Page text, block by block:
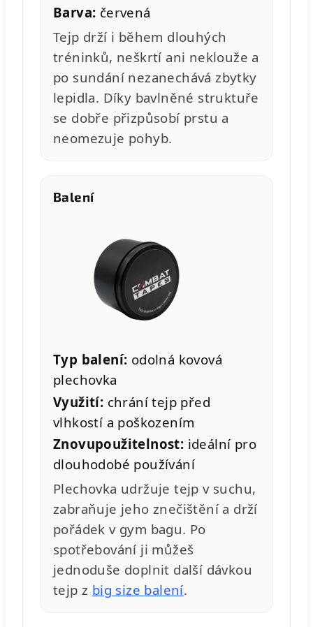
Barva: červená
Tejp drží i během dlouhých
tréninků, neškrtí ani neklouže a
po sundání nezanechává zbytky
lepidla. Díky bavlněné struktuře
se dobře přizpůsobí prstu a
neomezuje pohyb.
Balení
Typ balení: odolná kovová
plechovka
Využití: chrání tejp před
vlhkostí a poškozením
Znovupoužitelnost: ideální pro
dlouhodobé používání
Plechovka udržuje tejp v suchu,
zabraňuje jeho znečištění a drží
pořádek v gym bagu. Po
spotřebování ji můžeš
jednoduše doplnit další dávkou
tejp z big size balení.